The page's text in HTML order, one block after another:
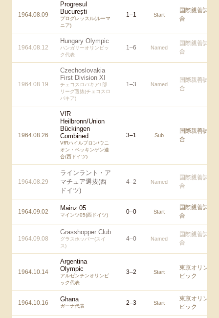
1964.08.09
Progresul
București
プログレッスル(ルーマ
ニア)
1–1 Start
国際親善試
合
1964.08.12
Hungary Olympic
ハンガリーオリンピッ
ク代表
1–6 Named
国際親善試
合
1964.08.19
Czechoslovakia
First Division XI
チェコスロバキア1部
リーグ選抜(チェコスロ
バキア)
1–3 Named
国際親善試
合
1964.08.26
VfR
Heilbronn/Union
Bückingen
Combined
VfRハイルブロン/ウニ
オン・ベッキンゲン連
合(西ドイツ)
3–1 Sub
国際親善試
合
1964.08.29
ラインラント・ア
マチュア選抜(西
ドイツ)
4–2 Named
国際親善試
合
1964.09.02 Mainz 05
マインツ05(西ドイツ) 0–0 Start
国際親善試
合
1964.09.08
Grasshopper Club
グラスホッパー(スイ
ス)
4–0 Named
国際親善試
合
1964.10.14
Argentina
Olympic
アルゼンチンオリンピ
ック代表
3–2 Start
東京オリン
ピック
1964.10.16 Ghana
ガーナ代表 2–3 Start
東京オリン
ピック